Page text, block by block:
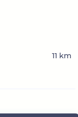
11 km